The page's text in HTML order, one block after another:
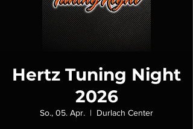
Hertz Tuning Night
2026
So., 05. Apr.
  |
Durlach Center